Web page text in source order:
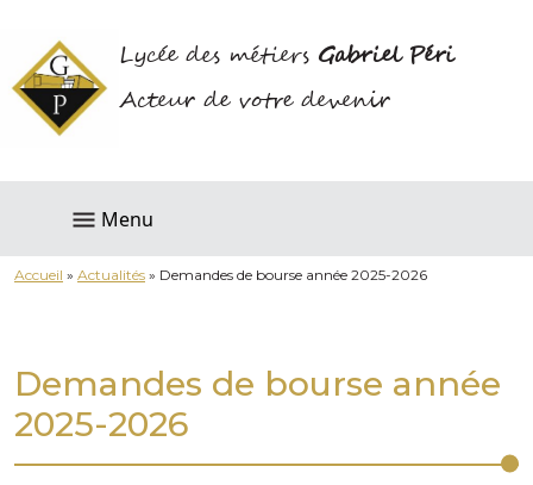
Lycée des métiers Gabriel Péri
Acteur de votre devenir
Menu
Accueil » Actualités » Demandes de bourse année 2025-2026
Demandes de bourse année
2025-2026